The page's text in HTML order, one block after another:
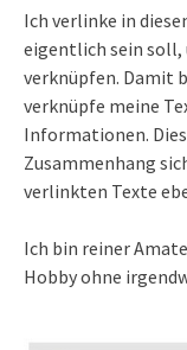
Ich verlinke in
eigentlich sein
verknüpfen. Damit
verknüpfe meine
Informationen.
Zusammenhang
verlinkten Texte
Ich bin reiner
Hobby ohne